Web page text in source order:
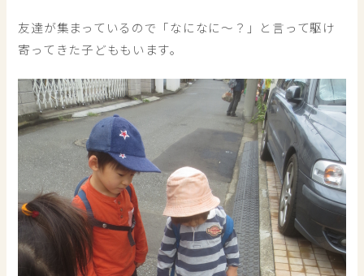
友達が集まっているので「なになに～？」と言って駆け
寄ってきた子どももいます。